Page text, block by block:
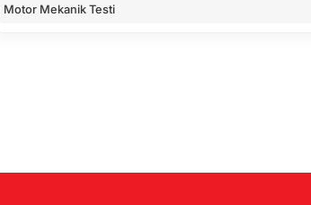
Motor Mekanik Testi